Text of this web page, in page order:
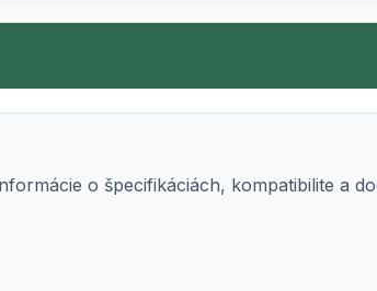
o špecifikáciách, kompatibilite a